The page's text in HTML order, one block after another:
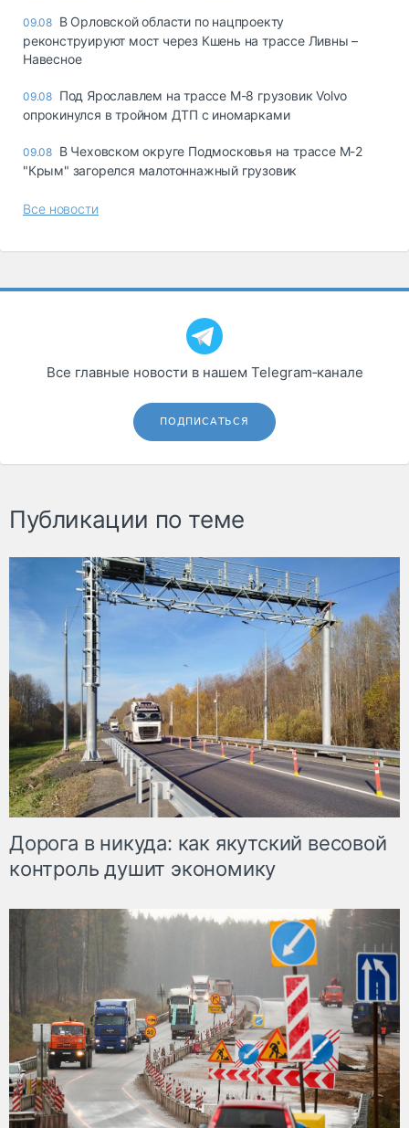
09.08 В Орловской области по нацпроекту
реконструируют мост через Кшень на трассе Ливны –
Навесное
09.08 Под Ярославлем на трассе М-8 грузовик Volvo
опрокинулся в тройном ДТП с иномарками
09.08 В Чеховском округе Подмосковья на трассе М-2
"Крым" загорелся малотоннажный грузовик
Все новости
Все главные новости в нашем Telegram‑канале
ПОДПИСАТЬСЯ
Публикации по теме
Дорога в никуда: как якутский весовой
контроль душит экономику